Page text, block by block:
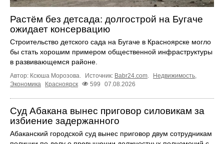
Растём без детсада: долгострой на Бугаче
ожидает консервацию
Строительство детского сада на Бугаче в Красноярске могло
бы стать хорошим примером общественной инфраструктуры
в развивающемся районе.
Автор: Ксюша Морозова. Источник: Babr24.com. Недвижимость,
Экономика
Красноярск 599 07.08.2026
Суд Абакана вынес приговор силовикам за
избиение задержанного
Абаканский городской суд вынес приговор двум сотрудникам